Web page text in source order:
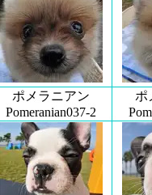
ポメラニアン
Pomeranian037-2
ポ